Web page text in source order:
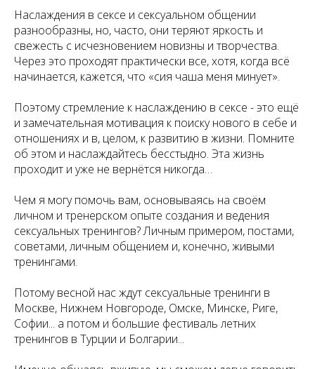
Наслаждения в сексе и сексуальном общении
разнообразны, но, часто, они теряют яркость и
свежесть с исчезновением новизны и творчества.
Через это проходят практически все, хотя, когда всё
начинается, кажется, что «сия чаша меня минует».
Поэтому стремление к наслаждению в сексе - это ещё
и замечательная мотивация к поиску нового в себе и
отношениях и в, целом, к развитию в жизни. Помните
об этом и наслаждайтесь бесстыдно. Эта жизнь
проходит и уже не вернётся никогда…
Чем я могу помочь вам, основываясь на своём
личном и тренерском опыте создания и ведения
сексуальных тренингов? Личным примером, постами,
советами, личным общением и, конечно, живыми
тренингами.
Потому весной нас ждут сексуальные тренинги в
Москве, Нижнем Новгороде, Омске, Минске, Риге,
Софии... а потом и большие фестиваль летних
тренингов в Турции и Болгарии...